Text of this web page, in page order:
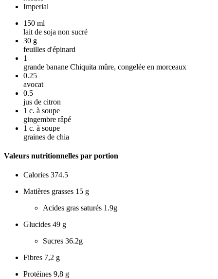
Imperial
150 ml
lait de soja non sucré
30 g
feuilles d'épinard
1
grande banane Chiquita mûre, congelée en morceaux
0.25
avocat
0.5
jus de citron
1 c. à soupe
gingembre râpé
1 c. à soupe
graines de chia
Valeurs nutritionnelles par portion
Calories 374.5
Matières grasses 15 g
Acides gras saturés 1.9g
Glucides 49 g
Sucres 36.2g
Fibres 7,2 g
Protéines 9,8 g